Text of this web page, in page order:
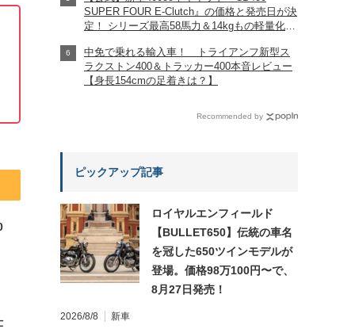
SUPER FOUR E-Clutch』の価格と発売日が決
定！ シリーズ最高58馬力＆14kgもの軽量化!?
【Honda2026新車ニュース】
中免で乗れる輸入車！ トライアンフ新型ス
ラクストン400＆トラッカー400本音レビュー
【身長154cmの足着きは？】
Recommended by
ピックアップ記事
ロイヤルエンフィールド
【BULLET650】伝統の車名
を冠した650ツインモデルが
登場。価格98万100円〜で、
8月27日発売！
2026/8/8 新車